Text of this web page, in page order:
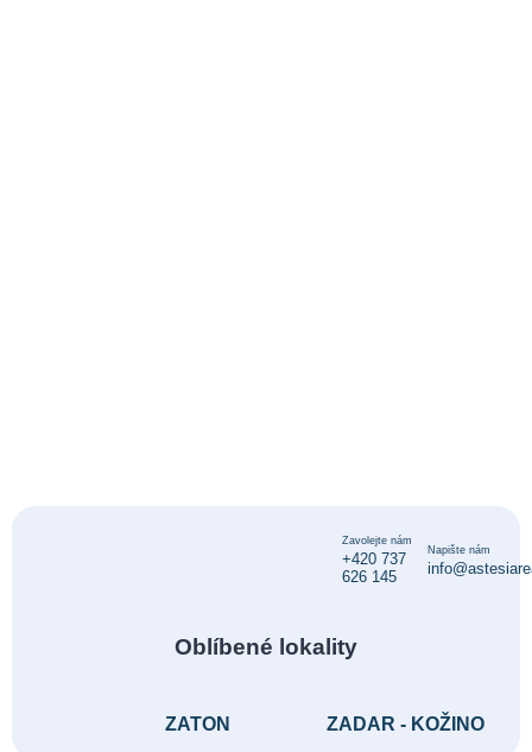
Zavolejte nám
+420 737
626 145
Napište nám
Oblíbené lokality
ZATON ZADAR - KOŽINO